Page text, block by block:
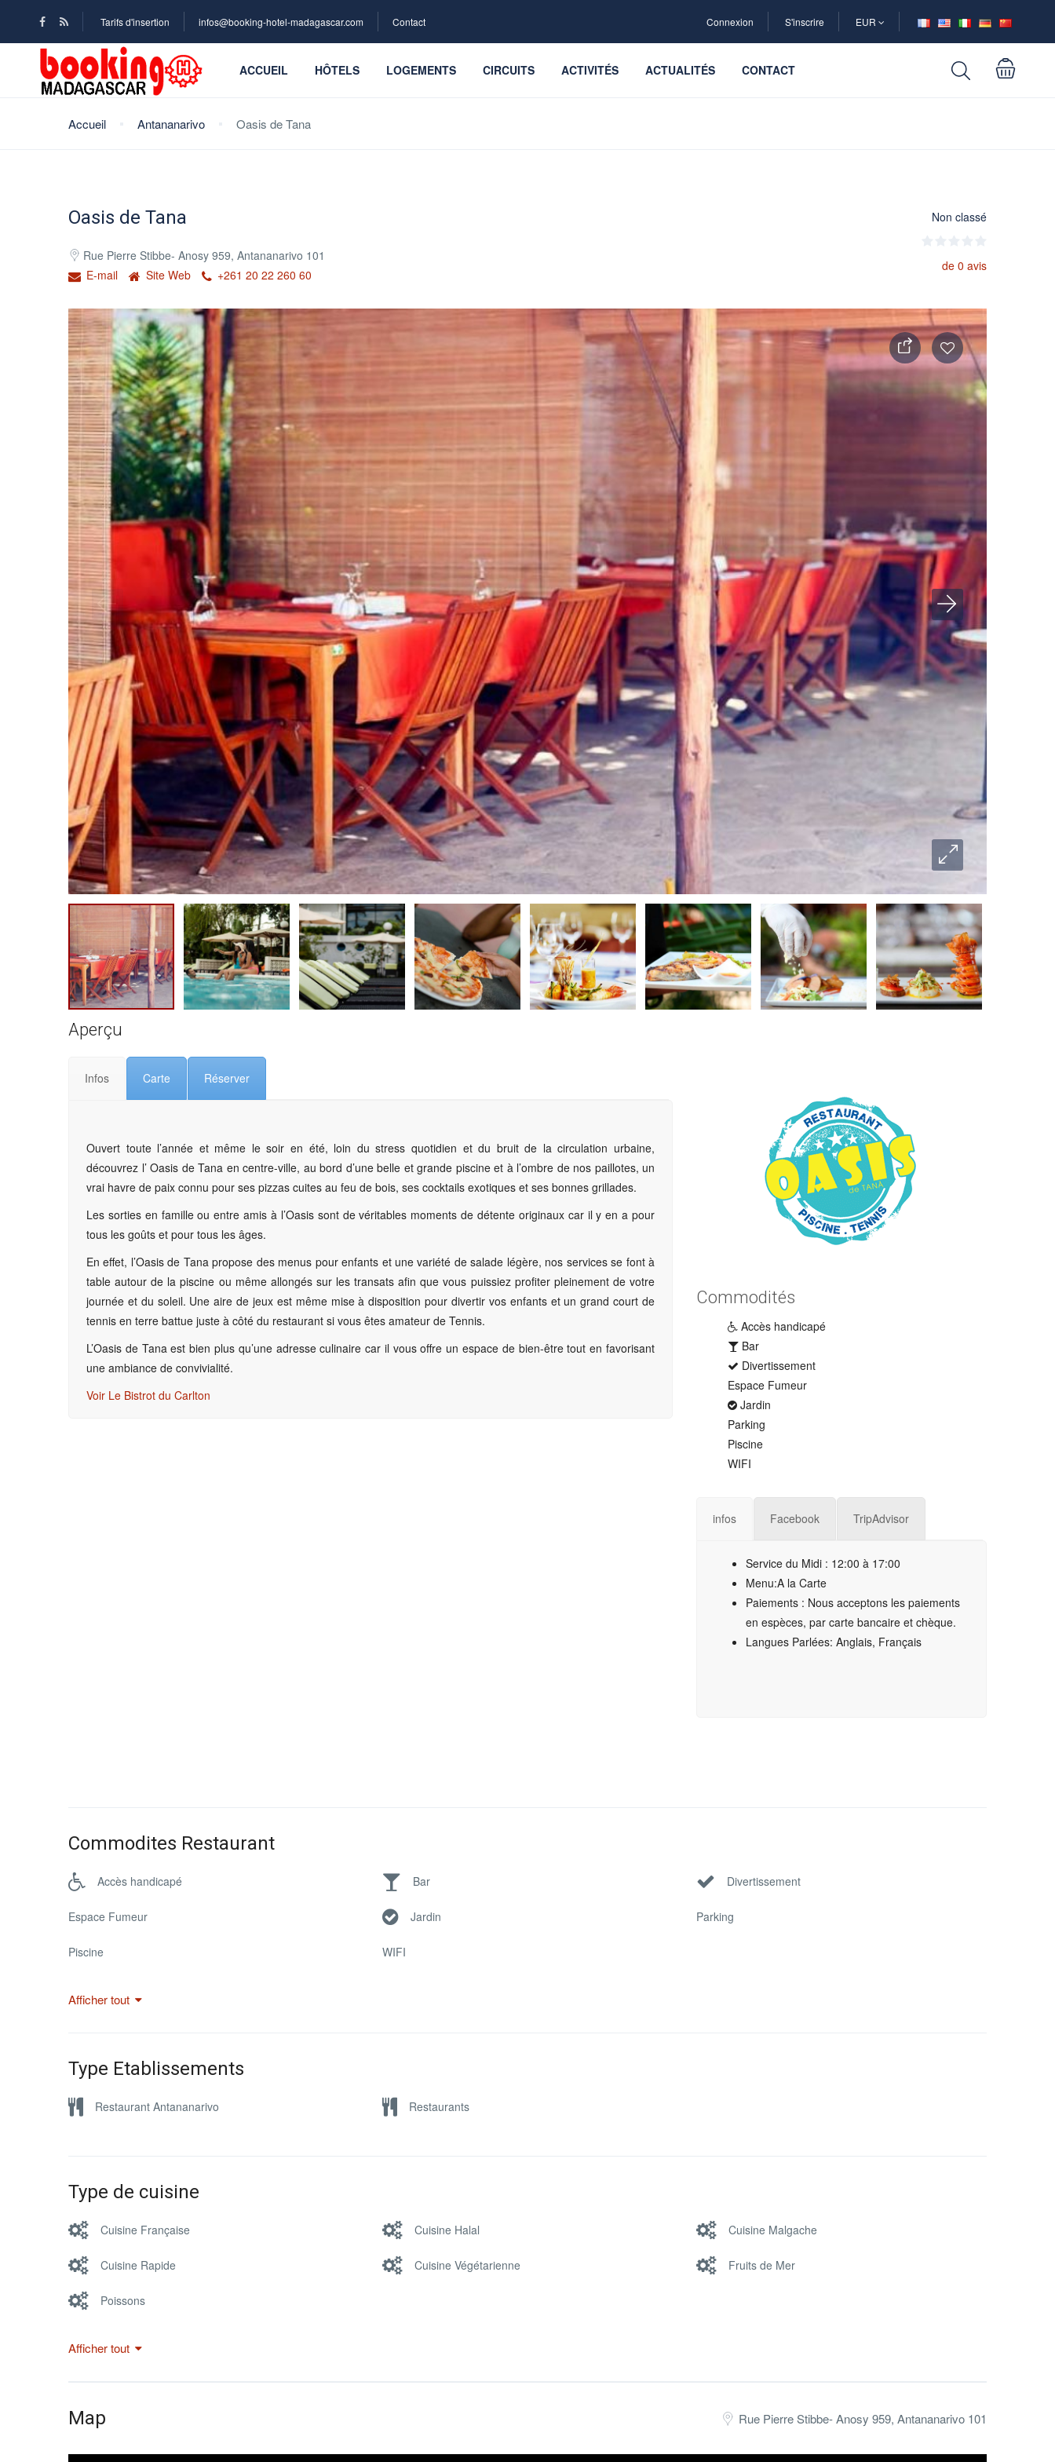
Tarifs d'insertion infos@booking-hotel-madagascar.com Contact Connexion S'inscrire EUR
ACCUEIL HÔTELS LOGEMENTS CIRCUITS ACTIVITÉS ACTUALITÉS CONTACT
Accueil Antananarivo Oasis de Tana
Oasis de Tana
Rue Pierre Stibbe- Anosy 959, Antananarivo 101
E-mail
Site Web +261 20 22 260 60
Non classé
de 0 avis
Aperçu
Infos Carte Réserver
Ouvert toute l’année et même le soir en été, loin du stress quotidien et du bruit de la circulation urbaine,
découvrez l’ Oasis de Tana en centre-ville, au bord d’une belle et grande piscine et à l’ombre de nos paillotes, un
vrai havre de paix connu pour ses pizzas cuites au feu de bois, ses cocktails exotiques et ses bonnes grillades.
Les sorties en famille ou entre amis à l’Oasis sont de véritables moments de détente originaux car il y en a pour
tous les goûts et pour tous les âges.
En effet, l’Oasis de Tana propose des menus pour enfants et une variété de salade légère, nos services se font à
table autour de la piscine ou même allongés sur les transats afin que vous puissiez profiter pleinement de votre
journée et du soleil. Une aire de jeux est même mise à disposition pour divertir vos enfants et un grand court de
tennis en terre battue juste à côté du restaurant si vous êtes amateur de Tennis.
L’Oasis de Tana est bien plus qu’une adresse culinaire car il vous offre un espace de bien-être tout en favorisant
une ambiance de convivialité.
Voir Le Bistrot du Carlton
Commodités
Accès handicapé
Bar
Divertissement
Espace Fumeur
Jardin
Parking
Piscine
WIFI
infos Facebook TripAdvisor
Service du Midi : 12:00 à 17:00
Menu:A la Carte
Paiements : Nous acceptons les paiements
en espèces, par carte bancaire et chèque.
Langues Parlées: Anglais, Français
Commodites Restaurant
Accès handicapé Bar Divertissement
Espace Fumeur Jardin Parking
Piscine WIFI
Afficher tout
Type Etablissements
Restaurant Antananarivo Restaurants
Type de cuisine
Cuisine Française Cuisine Halal Cuisine Malgache
Cuisine Rapide Cuisine Végétarienne Fruits de Mer
Poissons
Afficher tout
Map Rue Pierre Stibbe- Anosy 959, Antananarivo 101